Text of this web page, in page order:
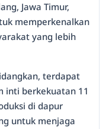
Jawa Timur,
memperkenalkan
yang lebih
terdapat
inti berkekuatan 11
di dapur
untuk menjaga